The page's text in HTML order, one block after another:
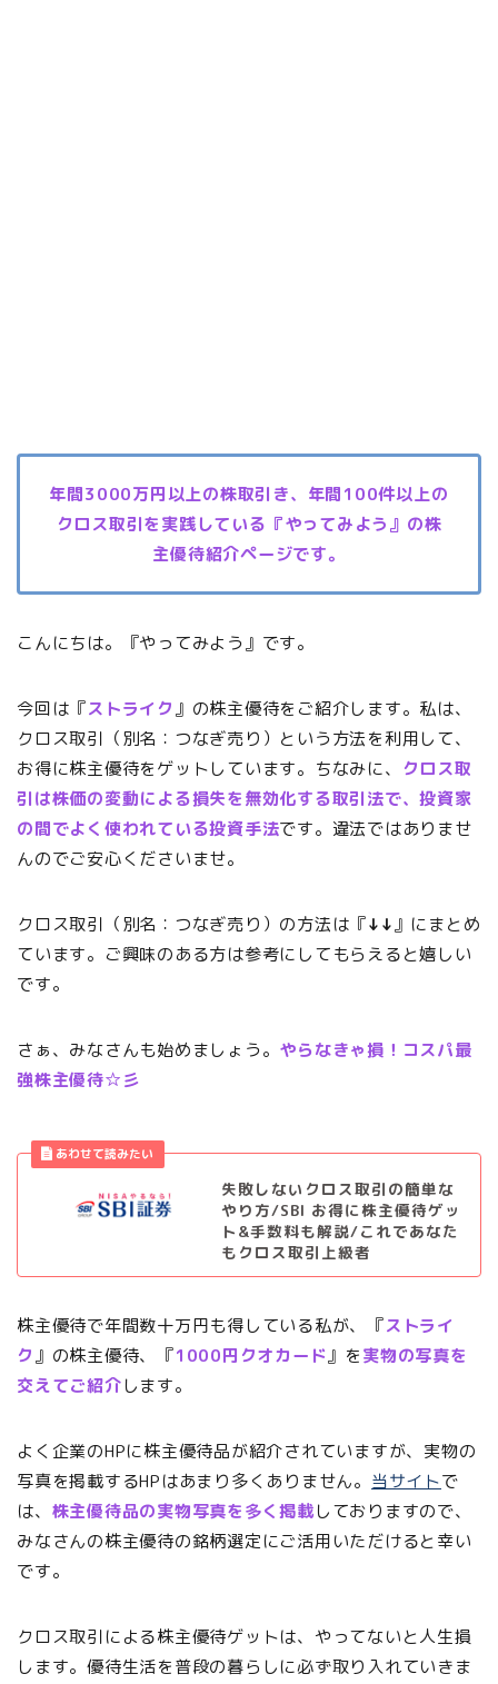
年間3000万円以上の株取引き、年間100件以上の
クロス取引を実践している『やってみよう』の株
主優待紹介ページです。
こんにちは。『やってみよう』です。
今回は『ストライク』の株主優待をご紹介します。私は、
クロス取引（別名：つなぎ売り）という方法を利用して、
お得に株主優待をゲットしています。ちなみに、
クロス取
引は株価の変動による損失を無効化する取引法で、投資家
の間でよく使われている投資手法です。違法ではありませ
んのでご安心くださいませ。
クロス取引（別名：つなぎ売り）の方法は『↓↓』にまとめ
ています。ご興味のある方は参考にしてもらえると嬉しい
です。
さぁ、みなさんも始めましょう。 やらなきゃ損！コスパ最
強株主優待☆彡
失敗しないクロス取引の簡単な
やり方/SBI お得に株主優待ゲッ
ト&手数料も解説/これであなた
もクロス取引上級者
株主優待で年間数十万円も得している私が、『ストライ
ク』の株主優待、『1000円クオカード』を実物の写真を
交えてご紹介します。
よく企業のHPに株主優待品が紹介されていますが、実物の
写真を掲載するHPはあまり多くありません。 当サイトで
は、 株主優待品の実物写真を多く掲載しておりますので、
みなさんの株主優待の銘柄選定にご活用いただけると幸い
です。
クロス取引による株主優待ゲットは、やってないと人生損
します。優待生活を普段の暮らしに必ず取り入れていきま